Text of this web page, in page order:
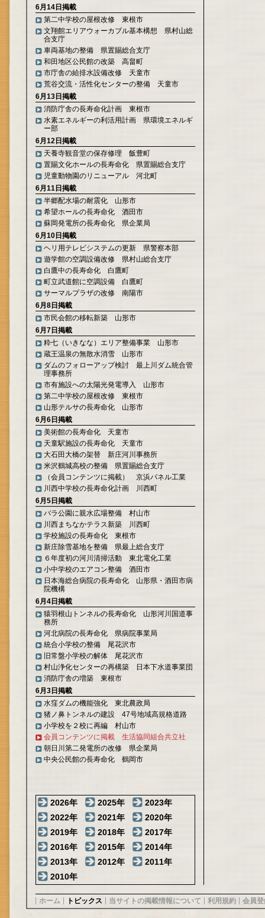
6月14日掲載
第二中学校の屋根改修 東根市
文翔館エリアウォーカブル基本構想 県村山総
合支庁
車両基地の整備 県置賜総合支庁
和田地区公民館の改築 高畠町
市庁舎の給排水設備改修 天童市
荒谷交流・活性化センターの整備 天童市
6月13日掲載
消防庁舎の長寿命化計画 東根市
水素エネルギーの利活用計画 県環境エネルギ
ー部
6月12日掲載
天養寺観音堂の保存修理 飯豊町
置賜文化ホールの長寿命化 県置賜総合支庁
児童動物園のリニューアル 河北町
6月11日掲載
半郷配水場の耐震化 山形市
希望ホールの長寿命化 酒田市
蘇岡発電所の長寿命化 県企業局
6月10日掲載
ヘリ用テレビシステムの更新 県警察本部
遊学館の空調設備改修 県村山総合支庁
白鷹中の長寿命化 白鷹町
町立武道館に空調設備 白鷹町
サーマルプラザの改修 南陽市
6月8日掲載
市民会館の移転新築 山形市
6月7日掲載
粋七（いきなな）エリア整備事業 山形市
蔵王温泉の無散水消雪 山形市
ダムのフォローアップ検討 最上川ダム統合管
理事務所
市有施設への太陽光発電導入 山形市
第二中学校の屋根改修 東根市
山形テルサの長寿命化 山形市
6月6日掲載
美術館の長寿命化 天童市
天童駅施設の長寿命化 天童市
大石田大橋の架替 新庄河川事務所
米沢鶴城高校の整備 県置賜総合支庁
（会員コンテンツに掲載） 京浜パネル工業
川西中学校の長寿命化計画 川西町
6月5日掲載
バラ公園に親水広場整備 村山市
川西まちなかテラス新築 川西町
学校施設の長寿命化 東根市
新庄除雪基地を整備 県最上総合支庁
６年度初の河川清掃活動 東北電化工業
小中学校のエアコン整備 酒田市
日本海総合病院の長寿命化 山形県・酒田市病
院機構
6月4日掲載
猿羽根山トンネルの長寿命化 山形河川国道事
務所
河北病院の長寿命化 県病院事業局
統合小学校の整備 尾花沢市
旧常盤小学校の解体 尾花沢市
村山浄化センターの再構築 日本下水道事業団
消防庁舎の増築 東根市
6月3日掲載
水窪ダムの機能強化 東北農政局
猪ノ鼻トンネルの建設 47号地域高規格道路
小学校を２校に再編 村山市
会員コンテンツに掲載 生活協同組合共立社
朝日川第二発電所の改修 県企業局
中央公民館の長寿命化 鶴岡市
2026年 2025年
2023年
2022年
2021年
2020年
2019年
2018年
2017年
2016年
2015年
2014年
2013年
2012年
2011年
2010年
ホーム トピックス 当サイトの掲載情報について 利用規約 会員